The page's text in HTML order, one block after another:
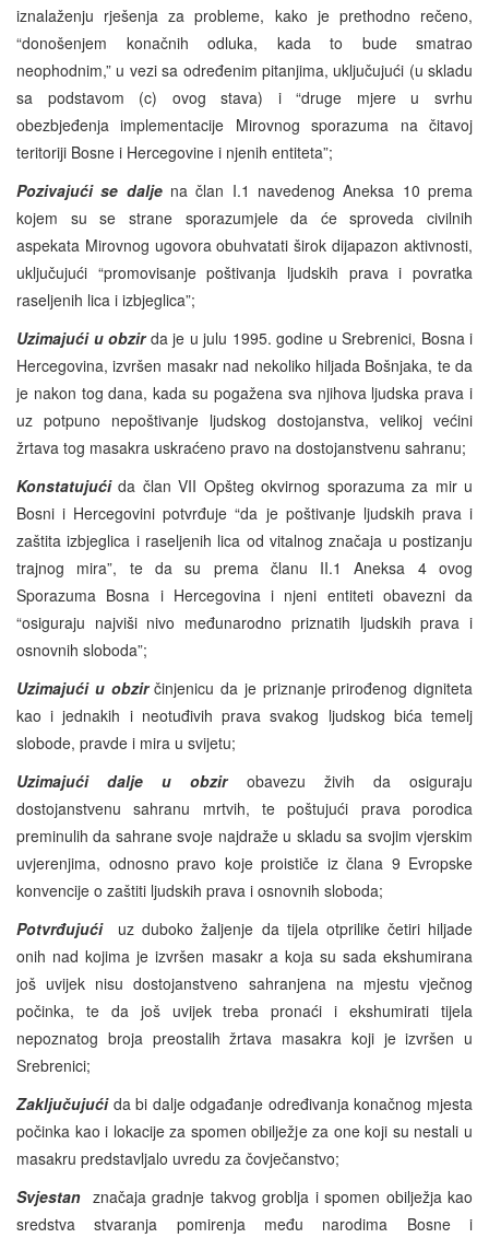
iznalaženju rješenja za probleme, kako je prethodno rečeno,
“donošenjem konačnih odluka, kada to bude smatrao
neophodnim,” u vezi sa određenim pitanjima, uključujući (u skladu
sa podstavom (c) ovog stava) i “druge mjere u svrhu
obezbjeđenja implementacije Mirovnog sporazuma na čitavoj
teritoriji Bosne i Hercegovine i njenih entiteta”;
Pozivajući se dalje na član I.1 navedenog Aneksa 10 prema
kojem su se strane sporazumjele da će sproveda civilnih
aspekata Mirovnog ugovora obuhvatati širok dijapazon aktivnosti,
uključujući “promovisanje poštivanja ljudskih prava i povratka
raseljenih lica i izbjeglica”;
Uzimajući u obzirda je u julu 1995. godine u Srebrenici, Bosna i
Hercegovina, izvršen masakr nad nekoliko hiljada Bošnjaka, te da
je nakon tog dana, kada su pogažena sva njihova ljudska prava i
uz potpuno nepoštivanje ljudskog dostojanstva, velikoj većini
žrtava tog masakra uskraćeno pravo na dostojanstvenu sahranu;
Konstatujući da član VII Opšteg okvirnog sporazuma za mir u
Bosni i Hercegovini potvrđuje “da je poštivanje ljudskih prava i
zaštita izbjeglica i raseljenih lica od vitalnog značaja u postizanju
trajnog mira”, te da su prema članu II.1 Aneksa 4 ovog
Sporazuma Bosna i Hercegovina i njeni entiteti obavezni da
“osiguraju najviši nivo međunarodno priznatih ljudskih prava i
osnovnih sloboda”;
Uzimajući u obzirčinjenicu da je priznanje prirođenog digniteta
kao i jednakih i neotuđivih prava svakog ljudskog bića temelj
slobode, pravde i mira u svijetu;
Uzimajući dalje u obzir obavezu živih da osiguraju
dostojanstvenu sahranu mrtvih, te poštujući prava porodica
preminulih da sahrane svoje najdraže u skladu sa svojim vjerskim
uvjerenjima, odnosno pravo koje proističe iz člana 9 Evropske
konvencije o zaštiti ljudskih prava i osnovnih sloboda;
Potvrđujući uz duboko žaljenje da tijela otprilike četiri hiljade
onih nad kojima je izvršen masakr a koja su sada ekshumirana
još uvijek nisu dostojanstveno sahranjena na mjestu vječnog
počinka, te da još uvijek treba pronaći i ekshumirati tijela
nepoznatog broja preostalih žrtava masakra koji je izvršen u
Srebrenici;
Zaključujući da bi dalje odgađanje određivanja konačnog mjesta
počinka kao i lokacije za spomen obilježje za one koji su nestali u
masakru predstavljalo uvredu za čovječanstvo;
Svjestan značaja gradnje takvog groblja i spomen obilježja kao
sredstva stvaranja pomirenja među narodima Bosne i